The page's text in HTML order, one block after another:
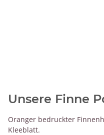
Unsere Finne
Oranger bedruckter
Kleeblatt.